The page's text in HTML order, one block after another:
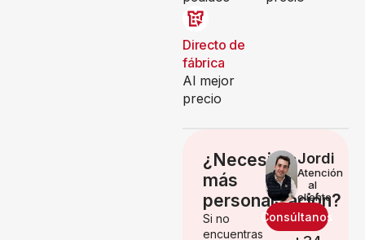
Directo de
fábrica
Al mejor
precio
¿Necesitas
más
personalización?
Si no
encuentras
Jordi
Atención
al
cliente
Consúltanos